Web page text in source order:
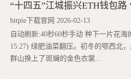
“十四五”江城振兴ETH钱包路
bitpie下载官网 2026-02-13
自动刷新:40秒60秒手动 种下一片花海
15:27) 绿肥油菜翻压。初冬的鄂西北
群山换上了斑斓的金色衣裳...